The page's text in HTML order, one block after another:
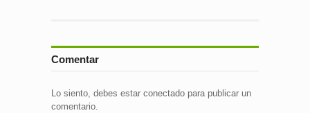
Comentar
Lo siento, debes estar conectado para publicar un
comentario.